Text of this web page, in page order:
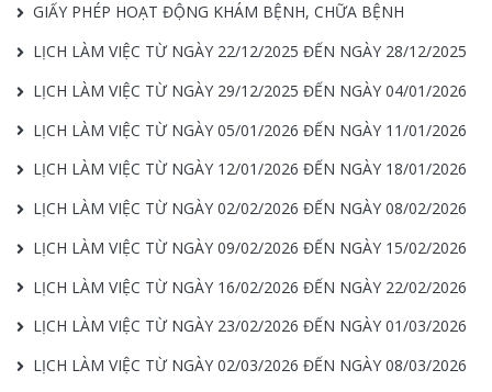
GIẤY PHÉP HOẠT ĐỘNG KHÁM BỆNH, CHỮA BỆNH
LỊCH LÀM VIỆC TỪ NGÀY 22/12/2025 ĐẾN NGÀY 28/12/2025
LỊCH LÀM VIỆC TỪ NGÀY 29/12/2025 ĐẾN NGÀY 04/01/2026
LỊCH LÀM VIỆC TỪ NGÀY 05/01/2026 ĐẾN NGÀY 11/01/2026
LỊCH LÀM VIỆC TỪ NGÀY 12/01/2026 ĐẾN NGÀY 18/01/2026
LỊCH LÀM VIỆC TỪ NGÀY 02/02/2026 ĐẾN NGÀY 08/02/2026
LỊCH LÀM VIỆC TỪ NGÀY 09/02/2026 ĐẾN NGÀY 15/02/2026
LỊCH LÀM VIỆC TỪ NGÀY 16/02/2026 ĐẾN NGÀY 22/02/2026
LỊCH LÀM VIỆC TỪ NGÀY 23/02/2026 ĐẾN NGÀY 01/03/2026
LỊCH LÀM VIỆC TỪ NGÀY 02/03/2026 ĐẾN NGÀY 08/03/2026